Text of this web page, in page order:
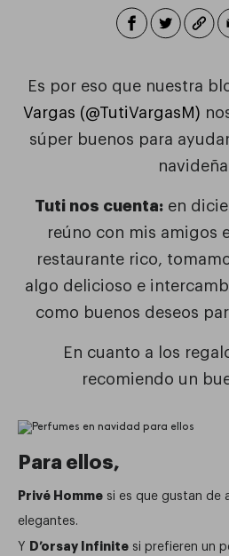
Es por eso que nuestra
Vargas (@TutiVargasM)
súper buenos para
Tuti nos cuenta:en
reúno con mis amigos
restaurante rico,
algo delicioso e
como buenos deseos
En cuanto a los
recomiendo un
Para ellos,
Privé Homme si es que gustan de
elegantes.
Y D’orsay Infinite si prefieren un